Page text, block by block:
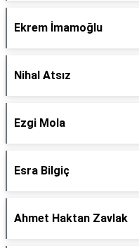
Ekrem İmamoğlu
Nihal Atsız
Ezgi Mola
Esra Bilgiç
Ahmet Haktan Zavlak